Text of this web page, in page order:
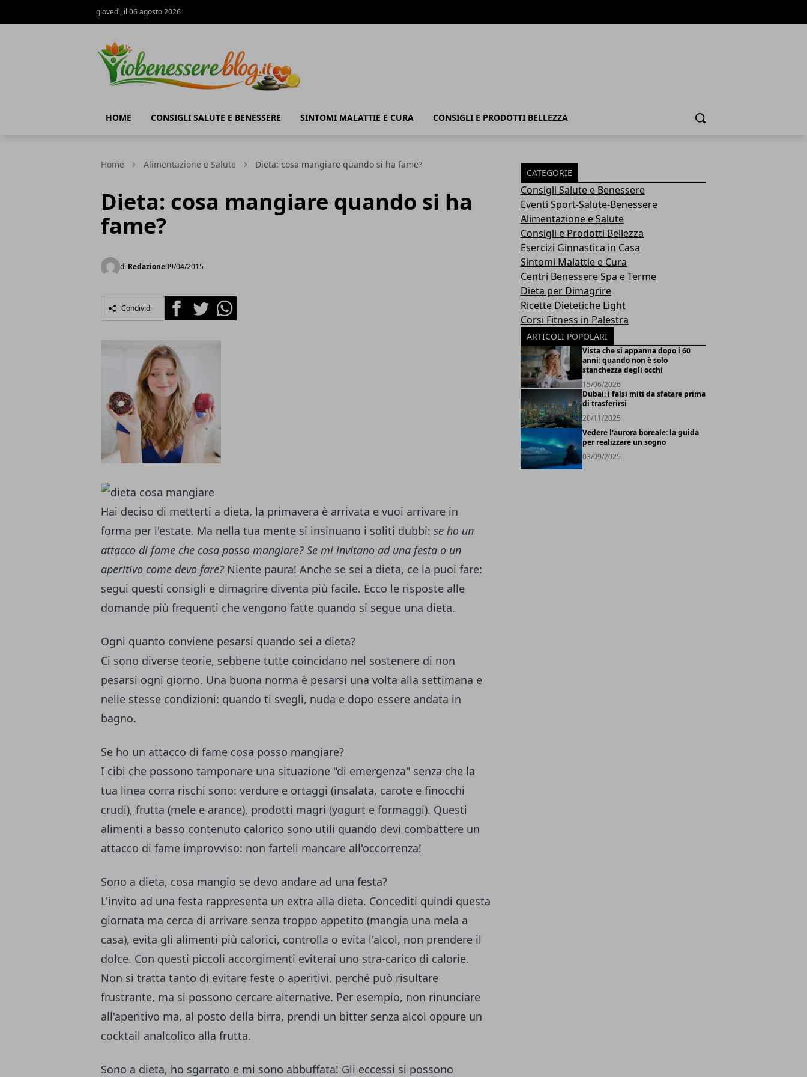
giovedì, il 06 agosto 2026
HOME CONSIGLI SALUTE E BENESSERE SINTOMI MALATTIE E CURA CONSIGLI E PRODOTTI BELLEZZA Cerca
Home Alimentazione e Salute Dieta: cosa mangiare quando si ha fame?
Dieta: cosa mangiare quando si ha
fame?
di Redazione09/04/2015
Condividi FacebookTwitterWhatsapp
Hai deciso di metterti a dieta, la primavera è arrivata e vuoi arrivare in
forma per l'estate. Ma nella tua mente si insinuano i soliti dubbi: se ho un
attacco di fame che cosa posso mangiare? Se mi invitano ad una festa o un
aperitivo come devo fare? Niente paura! Anche se sei a dieta, ce la puoi fare:
segui questi consigli e dimagrire diventa più facile. Ecco le risposte alle
domande più frequenti che vengono fatte quando si segue una dieta.
Ogni quanto conviene pesarsi quando sei a dieta?
Ci sono diverse teorie, sebbene tutte coincidano nel sostenere di non
pesarsi ogni giorno. Una buona norma è pesarsi una volta alla settimana e
nelle stesse condizioni: quando ti svegli, nuda e dopo essere andata in
bagno.
Se ho un attacco di fame cosa posso mangiare?
I cibi che possono tamponare una situazione "di emergenza" senza che la
tua linea corra rischi sono: verdure e ortaggi (insalata, carote e finocchi
crudi), frutta (mele e arance), prodotti magri (yogurt e formaggi). Questi
alimenti a basso contenuto calorico sono utili quando devi combattere un
attacco di fame improvviso: non farteli mancare all'occorrenza!
Sono a dieta, cosa mangio se devo andare ad una festa?
L'invito ad una festa rappresenta un extra alla dieta. Concediti quindi questa
giornata ma cerca di arrivare senza troppo appetito (mangia una mela a
casa), evita gli alimenti più calorici, controlla o evita l'alcol, non prendere il
dolce. Con questi piccoli accorgimenti eviterai uno stra-carico di calorie.
Non si tratta tanto di evitare feste o aperitivi, perché può risultare
frustrante, ma si possono cercare alternative. Per esempio, non rinunciare
all'aperitivo ma, al posto della birra, prendi un bitter senza alcol oppure un
cocktail analcolico alla frutta.
Sono a dieta, ho sgarrato e mi sono abbuffata! Gli eccessi si possono
CATEGORIE
Consigli Salute e Benessere
Eventi Sport-Salute-Benessere
Alimentazione e Salute
Consigli e Prodotti Bellezza
Esercizi Ginnastica in Casa
Sintomi Malattie e Cura
Centri Benessere Spa e Terme
Dieta per Dimagrire
Ricette Dietetiche Light
Corsi Fitness in Palestra
ARTICOLI POPOLARI
Vista che si appanna dopo i 60
anni: quando non è solo
stanchezza degli occhi
15/06/2026
Dubai: i falsi miti da sfatare prima
di trasferirsi
20/11/2025
Vedere l'aurora boreale: la guida
per realizzare un sogno
03/09/2025